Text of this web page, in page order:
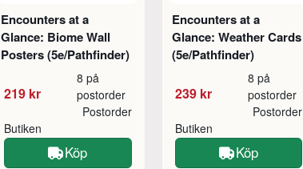
Encounters at a
Glance: Biome Wall
Posters (5e/Pathfinder)
219 kr
8 på
postorder
Butiken
Postorder
Köp
Encounters at a
Glance: Weather Cards
(5e/Pathfinder)
239 kr
8 på
postorder
Butiken
Postorder
Köp